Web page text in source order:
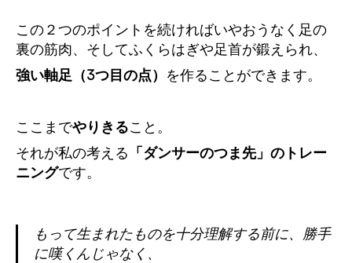
この２つのポイントを続ければいやおうなく足の
裏の筋肉、そしてふくらはぎや足首が鍛えられ、
強い軸足（3つ目の点） を作ることができます。
ここまでやりきること。
それが私の考える 「ダンサーのつま先」のトレー
ニングです。
もって生まれたものを十分理解する前に、勝手
に嘆くんじゃなく、